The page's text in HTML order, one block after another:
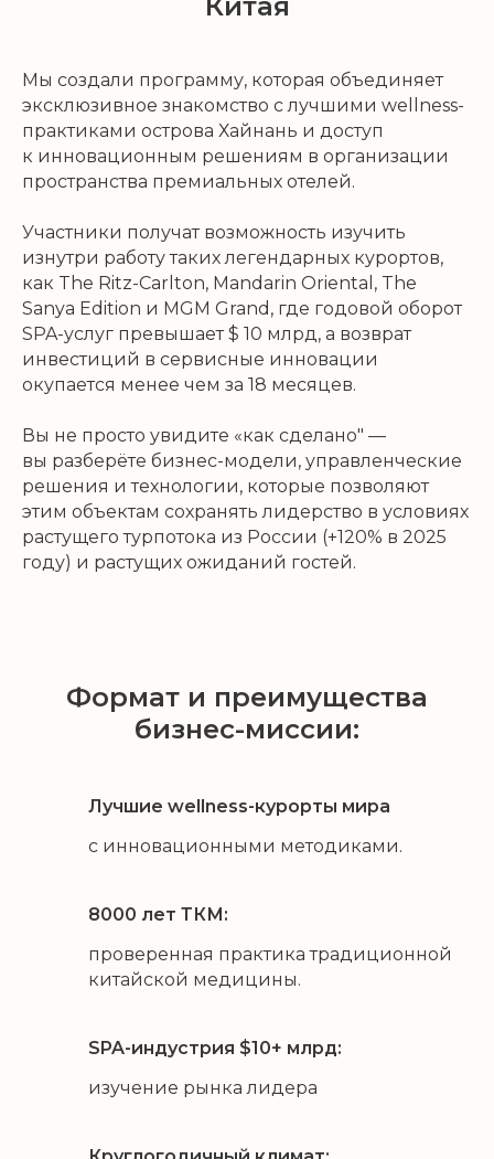
Мы создали программу, которая объединяет
эксклюзивное знакомство с лучшими wellness-
практиками острова Хайнань и доступ
к инновационным решениям в организации
пространства премиальных отелей.
Участники получат возможность изучить
изнутри работу таких легендарных курортов,
как The Ritz-Carlton, Mandarin Oriental, The
Sanya Edition и MGM Grand, где годовой оборот
SPA-услуг превышает $ 10 млрд, а возврат
инвестиций в сервисные инновации
окупается менее чем за 18 месяцев.
Вы не просто увидите «как сделано" —
вы разберёте бизнес-модели, управленческие
решения и технологии, которые позволяют
этим объектам сохранять лидерство в условиях
растущего турпотока из России (+120% в 2025
году) и растущих ожиданий гостей.
Формат и преимущества
бизнес-миссии:
Лучшие wellness-курорты мира
с инновационными методиками.
8000 лет ТКМ:
проверенная практика традиционной
китайской медицины.
SPA-индустрия $10+ млрд:
изучение рынка лидера